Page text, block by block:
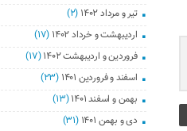
تیر و مرداد ۱۴۰۲
(۲)
اردیبهشت و خرداد ۱۴۰۲
(۱۷)
فروردین و اردیبهشت ۱۴۰۲
(۱۷)
اسفند و فروردین ۱۴۰۱
(۲۳)
بهمن و اسفند ۱۴۰۱
(۱۳)
دی و بهمن ۱۴۰۱
(۳۱)